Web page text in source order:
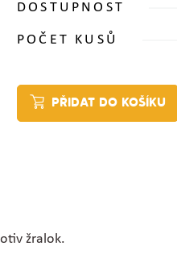
DOSTUPNOST
POČET KUSŮ
PŘIDAT DO KOŠÍKU
žralok.